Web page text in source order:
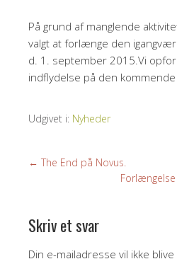
På grund af manglende
valgt at forlænge den
d. 1. september 2015.Vi
indflydelse på den
Udgivet i: Nyheder
← The End på Novus.
Skriv et svar
Din e-mailadresse vil ikke